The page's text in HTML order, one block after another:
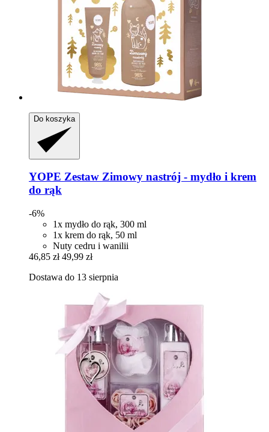
Do koszyka
YOPE Zestaw Zimowy nastrój -​ mydło i krem
do rąk
-6%
1x mydło do rąk, 300 ml
1x krem do rąk, 50 ml
Nuty cedru i wanilii
46,85 zł 49,99 zł
Dostawa do 13 sierpnia